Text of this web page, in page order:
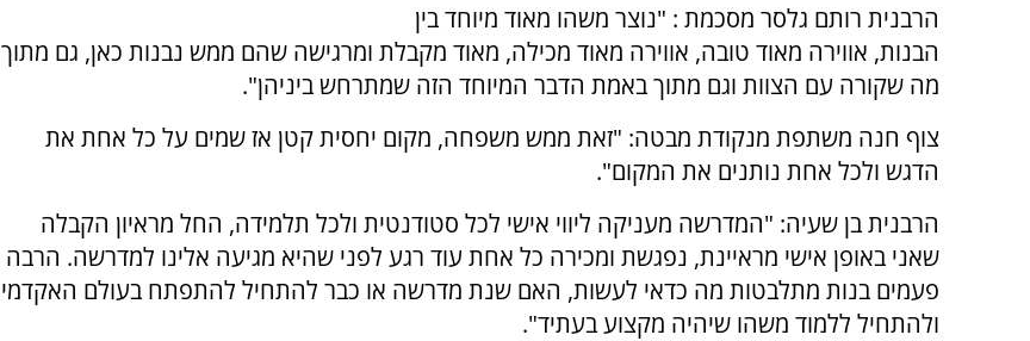
הרבנית רותם גלסר מסכמת : "נוצר משהו מאוד מיוחד בין
הבנות, אווירה מאוד טובה, אווירה מאוד מכילה, מאוד מקבלת ומרגישה שהם ממש נבנות כאן, גם מתוך
מה שקורה עם הצוות וגם מתוך באמת הדבר המיוחד הזה שמתרחש ביניהן".
צוף חנה משתפת מנקודת מבטה: "זאת ממש משפחה, מקום יחסית קטן אז שמים על כל אחת את
הדגש ולכל אחת נותנים את המקום".
הרבנית בן שעיה: "המדרשה מעניקה ליווי אישי לכל סטודנטית ולכל תלמידה, החל מראיון הקבלה
שאני באופן אישי מראיינת, נפגשת ומכירה כל אחת עוד רגע לפני שהיא מגיעה אלינו למדרשה. הרבה
פעמים בנות מתלבטות מה כדאי לעשות, האם שנת מדרשה או כבר להתחיל להתפתח בעולם האקדמי
ולהתחיל ללמוד משהו שיהיה מקצוע בעתיד".